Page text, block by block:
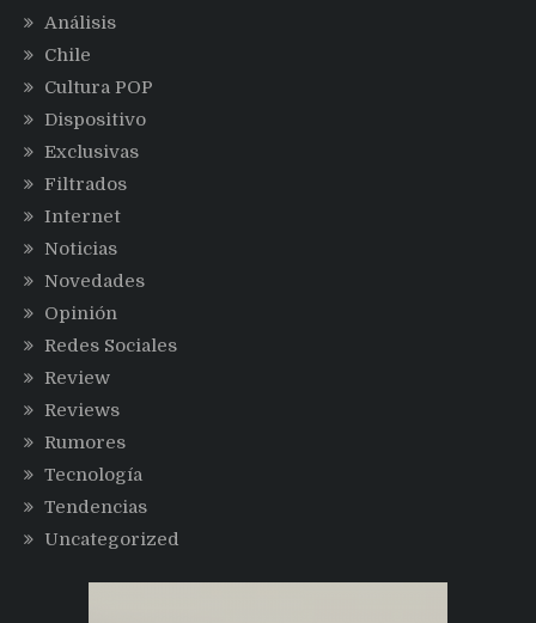
Análisis
Chile
Cultura POP
Dispositivo
Exclusivas
Filtrados
Internet
Noticias
Novedades
Opinión
Redes Sociales
Review
Reviews
Rumores
Tecnología
Tendencias
Uncategorized